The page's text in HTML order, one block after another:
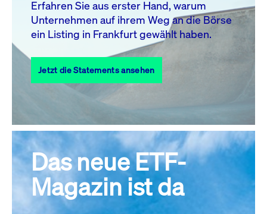
17
18 19 20 21 22
23
27 28
31
Alle Events
Erfahren Sie aus erster Hand, warum
Unternehmen auf ihrem Weg an die Börse
ein Listing in Frankfurt gewählt haben.
Jetzt die Statements ansehen
Das neue ETF-
Magazin ist da